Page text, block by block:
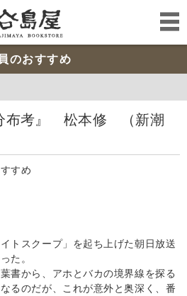
のおすすめ
布考』 松本修 （新潮
すめ
トスクープ」を起ち上げた朝日放送
た。
書から、アホとバカの境界線を探る
るのだが、これが意外と奥深く、番